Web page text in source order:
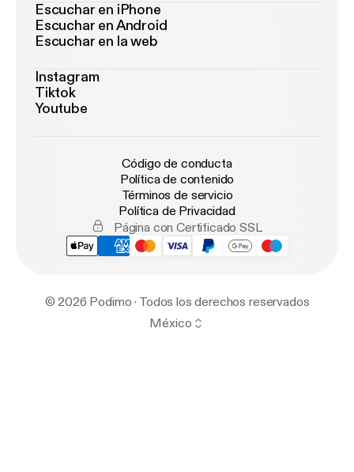
Escuchar en iPhone
Escuchar en Android
Escuchar en la web
Instagram
Tiktok
Youtube
Código de conducta
Política de contenido
Términos de servicio
Política de Privacidad
Página con Certificado SSL
© 2026 Podimo · Todos los derechos reservados
México